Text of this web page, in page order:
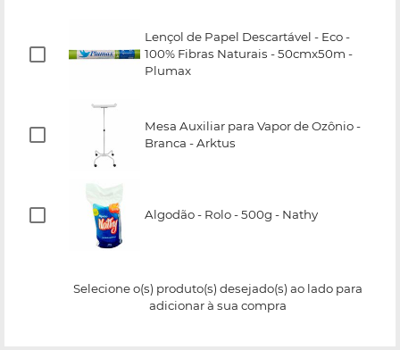
Lençol de Papel Descartável - Eco -
100% Fibras Naturais - 50cmx50m -
Plumax
Mesa Auxiliar para Vapor de Ozônio -
Branca - Arktus
Algodão - Rolo - 500g - Nathy
Selecione o(s) produto(s) desejado(s) ao lado para
adicionar à sua compra